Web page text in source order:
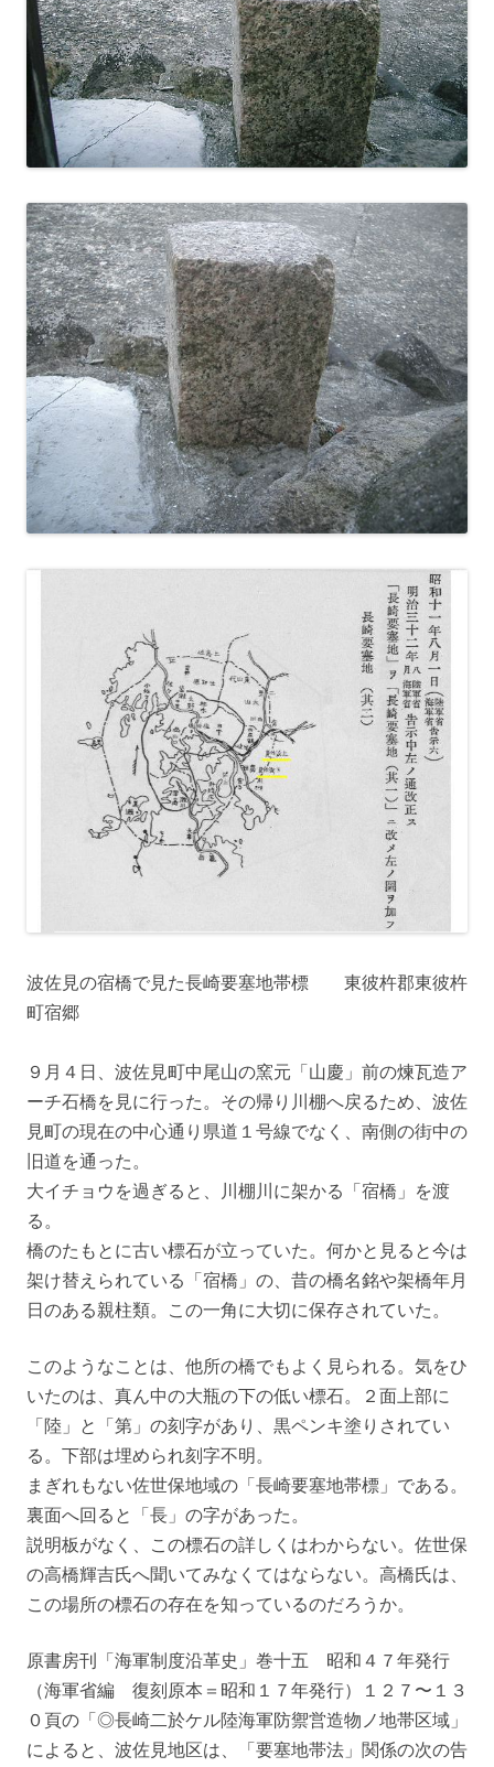
波佐見の宿橋で見た長崎要塞地帯標 東彼杵郡東彼杵
町宿郷
９月４日、波佐見町中尾山の窯元「山慶」前の煉瓦造ア
ーチ石橋を見に行った。その帰り川棚へ戻るため、波佐
見町の現在の中心通り県道１号線でなく、南側の街中の
旧道を通った。
大イチョウを過ぎると、川棚川に架かる「宿橋」を渡
る。
橋のたもとに古い標石が立っていた。何かと見ると今は
架け替えられている「宿橋」の、昔の橋名銘や架橋年月
日のある親柱類。この一角に大切に保存されていた。
このようなことは、他所の橋でもよく見られる。気をひ
いたのは、真ん中の大瓶の下の低い標石。２面上部に
「陸」と「第」の刻字があり、黒ペンキ塗りされてい
る。下部は埋められ刻字不明。
まぎれもない佐世保地域の「長崎要塞地帯標」である。
裏面へ回ると「長」の字があった。
説明板がなく、この標石の詳しくはわからない。佐世保
の高橋輝吉氏へ聞いてみなくてはならない。高橋氏は、
この場所の標石の存在を知っているのだろうか。
原書房刊「海軍制度沿革史」巻十五 昭和４７年発行
（海軍省編 復刻原本＝昭和１７年発行）１２７〜１３
０頁の「◎長崎二於ケル陸海軍防禦営造物ノ地帯区域」
によると、波佐見地区は、「要塞地帯法」関係の次の告